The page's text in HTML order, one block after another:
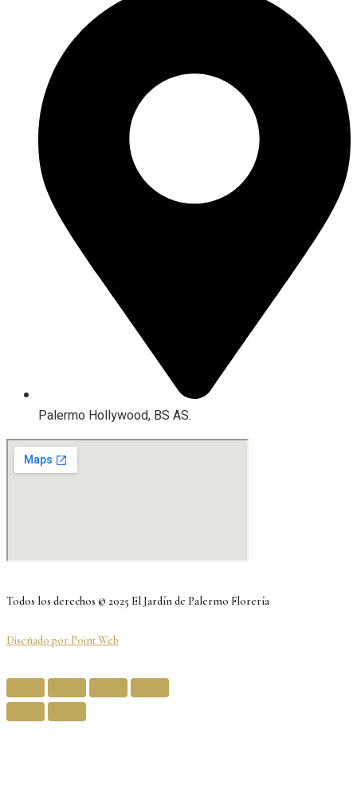
Palermo Hollywood, BS AS.
Todos los derechos © 2025 El Jardín de Palermo Florería
Diseñado por Point Web